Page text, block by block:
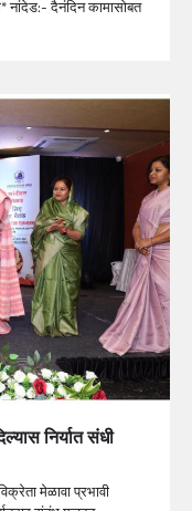
नांदेड:- दैनंदिन कामासोबत
निर्यात संधी
मेळावा प्रभावी